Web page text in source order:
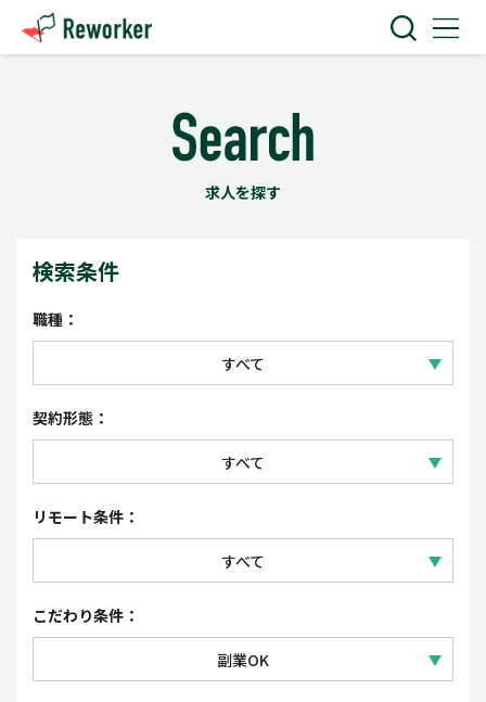
求人を探す
検索条件
職種：
すべて
Web・クリエイティブ
コーポレート・事務
契約形態：
すべて
契約社員
派遣社員・紹介予定派遣
業務委託
リモート条件：
すべて
リモートワーク（一部出社）
こだわり条件：
副業OK